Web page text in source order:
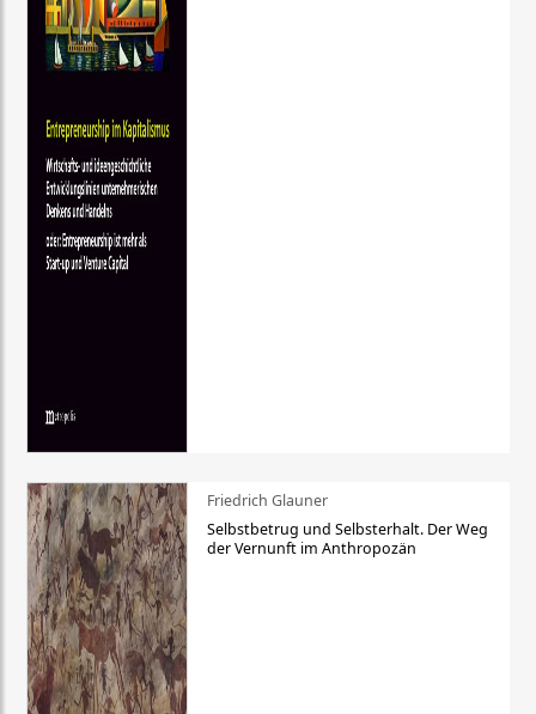
Friedrich Glauner
Selbstbetrug und Selbsterhalt. Der Weg
der Vernunft im Anthropozän